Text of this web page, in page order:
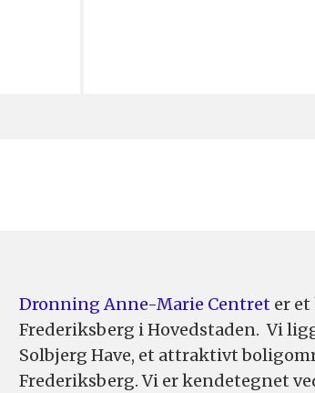
Dronning Anne-Marie Centret er
Frederiksberg i Hovedstaden. Vi
Solbjerg Have, et attraktivt
Frederiksberg. Vi er kendetegnet